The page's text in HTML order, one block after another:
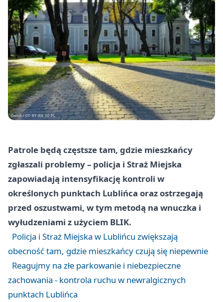
Patrole będą częstsze tam, gdzie mieszkańcy
zgłaszali problemy – policja i Straż Miejska
zapowiadają intensyfikację kontroli w
określonych punktach Lublińca oraz ostrzegają
przed oszustwami, w tym metodą na wnuczka i
wyłudzeniami z użyciem BLIK.
Policja i Straż Miejska w Lublińcu zwiększają
obecność tam, gdzie mieszkańcy czują się niepewnie
Reagujmy na złe parkowanie i niebezpieczne
zachowania - kontrola ruchu w newralgicznych
punktach Lublińca